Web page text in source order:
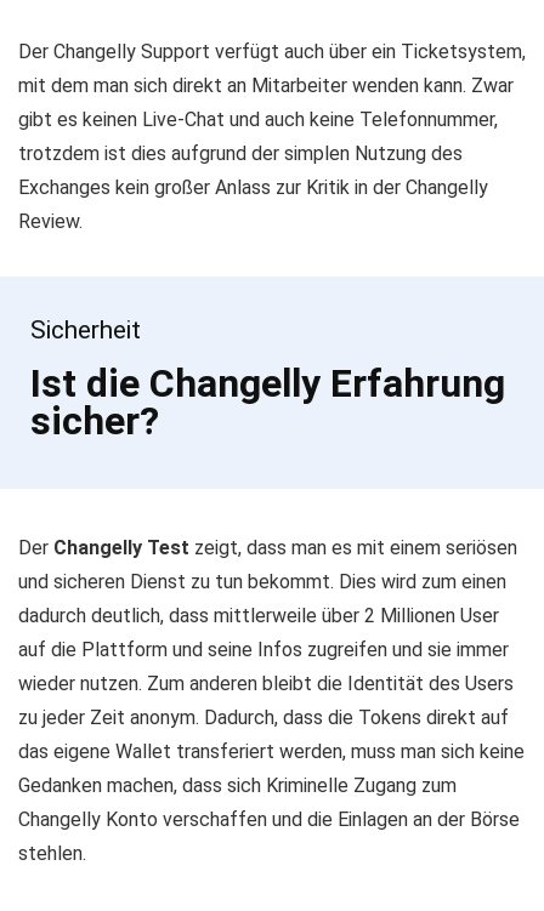
Der Changelly Support verfügt auch über ein Ticketsystem,
mit dem man sich direkt an Mitarbeiter wenden kann. Zwar
gibt es keinen Live-Chat und auch keine Telefonnummer,
trotzdem ist dies aufgrund der simplen Nutzung des
Exchanges kein großer Anlass zur Kritik in der Changelly
Review.
Sicherheit
Ist die Changelly Erfahrung
sicher?
Der Changelly Test zeigt, dass man es mit einem seriösen
und sicheren Dienst zu tun bekommt. Dies wird zum einen
dadurch deutlich, dass mittlerweile über 2 Millionen User
auf die Plattform und seine Infos zugreifen und sie immer
wieder nutzen. Zum anderen bleibt die Identität des Users
zu jeder Zeit anonym. Dadurch, dass die Tokens direkt auf
das eigene Wallet transferiert werden, muss man sich keine
Gedanken machen, dass sich Kriminelle Zugang zum
Changelly Konto verschaffen und die Einlagen an der Börse
stehlen.